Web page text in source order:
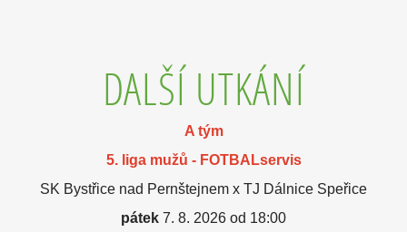
DALŠÍ UTKÁNÍ
A tým
5. liga mužů - FOTBALservis
SK Bystřice nad Pernštejnem x TJ Dálnice Speřice
pátek 7. 8. 2026 od 18:00